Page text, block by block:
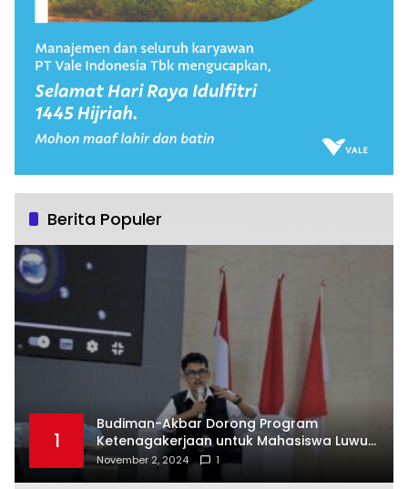
Berita Populer
1
Budiman-Akbar Dorong Program
Ketenagakerjaan untuk Mahasiswa Luwu
Timur, Juru Bicara: Ini Peluang Nyata bagi
November 2, 2024 1